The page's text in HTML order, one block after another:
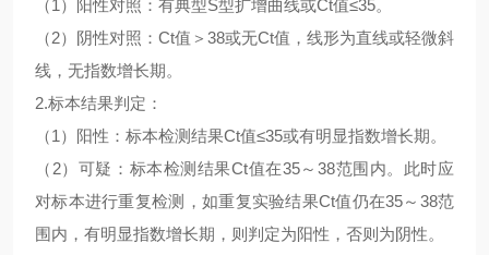
（1）阳性对照：有典型S型扩增曲线或Ct值≤35。
（2）阴性对照：Ct值＞38或无Ct值，线形为直线或轻微斜
线，无指数增长期。
2.标本结果判定：
（1）阳性：标本检测结果Ct值≤35或有明显指数增长期。
（ 2）可疑：标本检测结果Ct值在35～38范围内。此时应
对标本进行重复检测，如重复实验结果Ct值仍在35～38范
围内，有明显指数增长期，则判定为阳性，否则为阴性。